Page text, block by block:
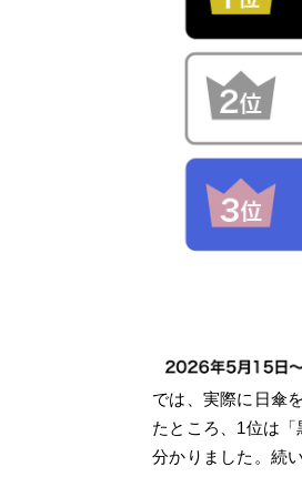
では、実際に日傘
たところ、1位は
分かりました。続